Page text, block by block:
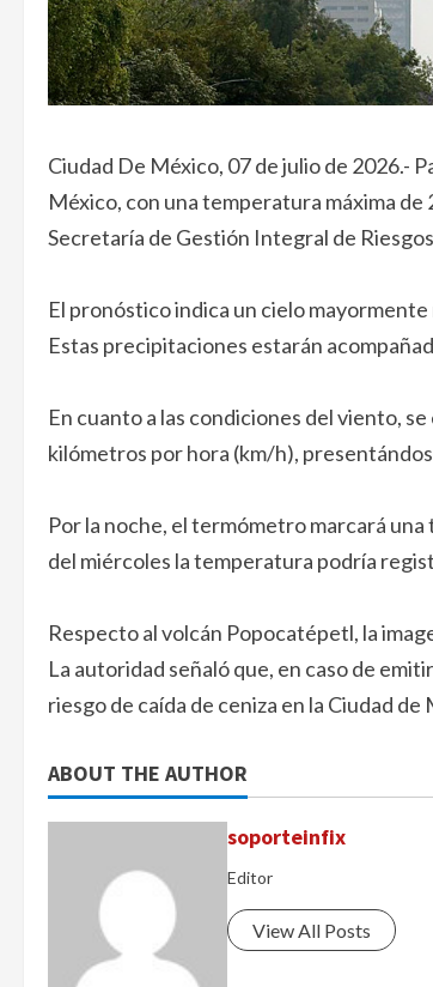
Ciudad De México, 07 de julio de 2026.-
México, con una temperatura máxima
Secretaría de Gestión Integral de
El pronóstico indica un cielo
Estas precipitaciones estarán
En cuanto a las condiciones del viento,
kilómetros por hora (km/h),
Por la noche, el termómetro marcará
del miércoles la temperatura podría
Respecto al volcán Popocatépetl, la
La autoridad señaló que, en caso de
riesgo de caída de ceniza en la Ciudad de
ABOUT THE AUTHOR
soporteinfix
Editor
View All Posts